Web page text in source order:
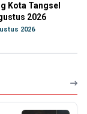
Kota Tangsel
2026
2026